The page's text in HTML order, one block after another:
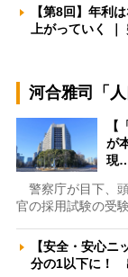
【第8回】年利
上がっていく
河合雅司「
が
現
警察庁が目下、
官の採用試験の受
【安全・安心
分の1以下に！